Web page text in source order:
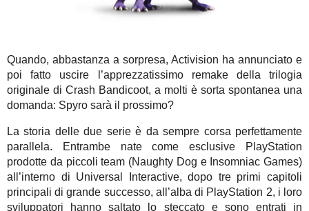
Quando, abbastanza a sorpresa, Activision ha annunciato e
poi fatto uscire l’apprezzatissimo remake della trilogia
originale di Crash Bandicoot, a molti è sorta spontanea una
domanda: Spyro sarà il prossimo?
La storia delle due serie è da sempre corsa perfettamente
parallela. Entrambe nate come esclusive PlayStation
prodotte da piccoli team (Naughty Dog e Insomniac Games)
all’interno di Universal Interactive, dopo tre primi capitoli
principali di grande successo, all’alba di PlayStation 2, i loro
sviluppatori hanno saltato lo steccato e sono entrati in